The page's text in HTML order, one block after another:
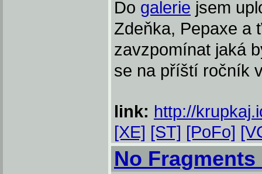
Do galerie jsem
Zdeňka, Pepaxe a
zavzpomínat jaká
se na příští ročník
link: http://
[XE] [ST] [PoFo]
No Fragments